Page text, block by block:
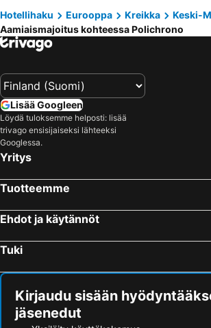
Polygyros, bed and breakfasts
Agios Ioannis
Hotellihaku Eurooppa Kreikka
Keski-
Aamiaismajoitus kohteessa Polichrono
Lisää Googleen
Löydä tuloksemme helposti: lisää
trivago ensisijaiseksi lähteeksi
Googlessa.
Yritys
Tuotteemme
Ehdot ja käytännöt
Tuki
Kirjaudu sisään
jäsenedut